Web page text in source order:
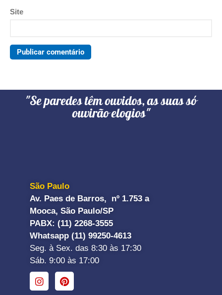
Site
"Se paredes têm ouvidos, as suas só
ouvirão elogios"
São Paulo
Av. Paes de Barros, nº 1.753 a
Mooca, São Paulo/SP
PABX: (11) 2268-3555
Whatsapp (11) 99250-4613
Seg. à Sex. das 8:30 às 17:30
Sáb. 9:00 às 17:00